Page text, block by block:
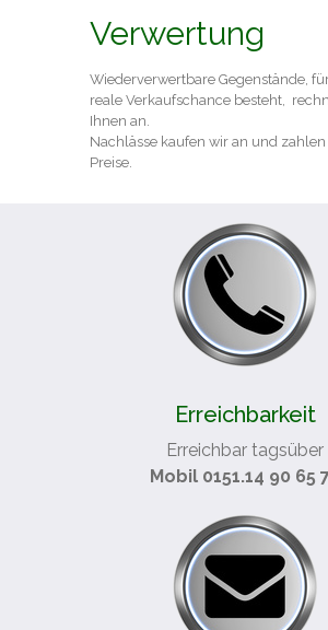
Verwertung
Wiederverwertbare Gegenstände,
reale Verkaufschance besteht,
Ihnen an.
Nachlässe kaufen wir an und
Preise.
Erreichbarkeit
Erreichbar tagsüber
Mobil 0151.14 90 65